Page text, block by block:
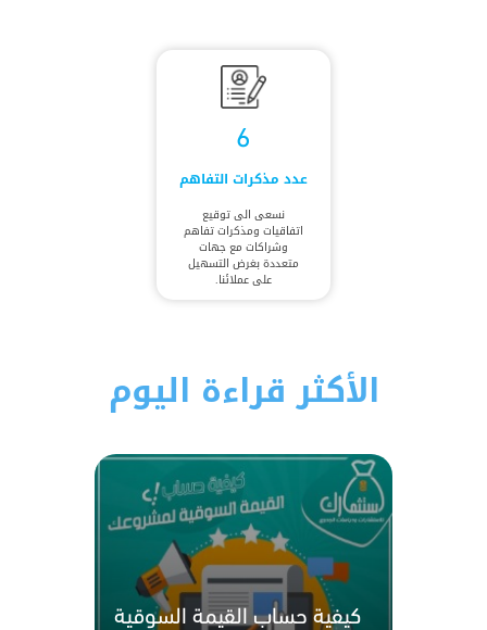
6
عدد مذكرات التفاهم
نسعى الى توقيع
اتفاقيات ومذكرات تفاهم
وشراكات مع جهات
متعددة بغرض التسهيل
على عملائنا.
الأكثر قراءة اليوم
كيفية حساب القيمة السوقية